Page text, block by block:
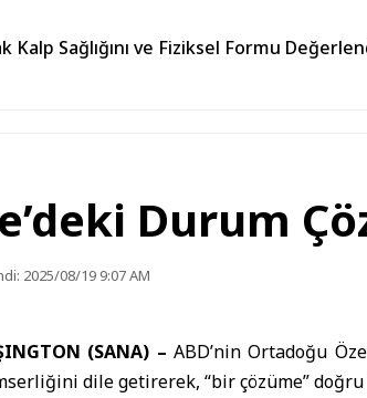
Kalp Sağlığını ve Fiziksel Formu
Durum
2025/08/19 9:07 AM
(SANA) – ABD’nin Ortadoğu
dile getirerek, “bir çözüme”